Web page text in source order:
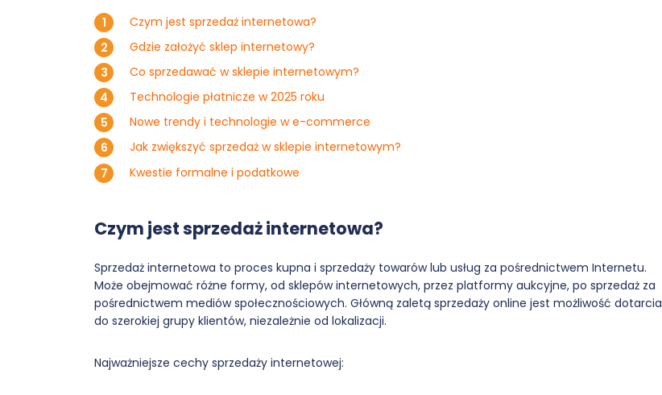
Czym jest sprzedaż internetowa?
Gdzie założyć sklep internetowy?
Co sprzedawać w sklepie internetowym?
Technologie płatnicze w 2025 roku
Nowe trendy i technologie w e-commerce
Jak zwiększyć sprzedaż w sklepie internetowym?
Kwestie formalne i podatkowe
Czym jest sprzedaż internetowa?
Sprzedaż internetowa to proces kupna i sprzedaży towarów lub usług za pośrednictwem Internetu.
Może obejmować różne formy, od sklepów internetowych, przez platformy aukcyjne, po sprzedaż za
pośrednictwem mediów społecznościowych. Główną zaletą sprzedaży online jest możliwość dotarcia
do szerokiej grupy klientów, niezależnie od lokalizacji.
Najważniejsze cechy sprzedaży internetowej: